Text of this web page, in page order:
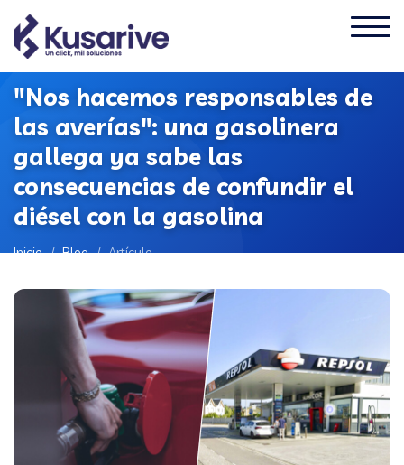
"Nos hacemos responsables de
las averías": una gasolinera
gallega ya sabe las
consecuencias de confundir el
diésel con la gasolina
Inicio / Blog / Artículo